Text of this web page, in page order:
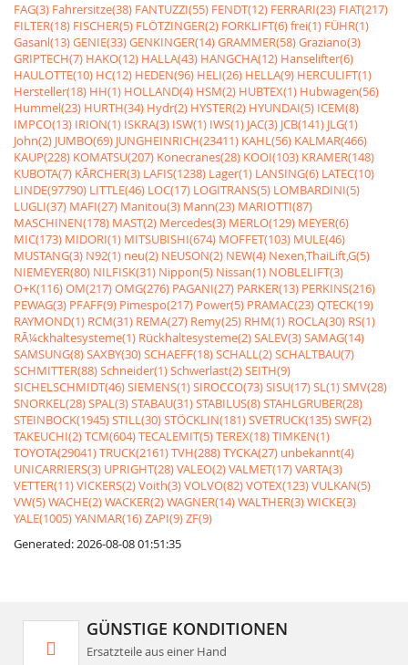
FAG(3) Fahrersitze(38) FANTUZZI(55) FENDT(12) FERRARI(23) FIAT(217)
FILTER(18) FISCHER(5) FLÖTZINGER(2) FORKLIFT(6)frei(1) FÜHR(1)
Gasanl(13)GENIE(33)GENKINGER(14)GRAMMER(58)Graziano(3)
GRIPTECH(7) HAKO(12) HALLA(43) HANGCHA(12) Hanselifter(6)
HAULOTTE(10) HC(12) HEDEN(96) HELI(26) HELLA(9) HERCULIFT(1)
Hersteller(18) HH(1) HOLLAND(4) HSM(2) HUBTEX(1) Hubwagen(56)
Hummel(23) HURTH(34) Hydr(2) HYSTER(2) HYUNDAI(5) ICEM(8)
IMPCO(13) IRION(1) ISKRA(3) ISW(1) IWS(1) JAC(3) JCB(141) JLG(1)
John(2) JUMBO(69) JUNGHEINRICH(23411) KAHL(56) KALMAR(466)
KAUP(228) KOMATSU(207) Konecranes(28) KOOI(103) KRAMER(148)
KUBOTA(7) KÃRCHER(3) LAFIS(1238) Lager(1) LANSING(6) LATEC(10)
LINDE(97790) LITTLE(46) LOC(17) LOGITRANS(5) LOMBARDINI(5)
LUGLI(37) MAFI(27) Manitou(3) Mann(23) MARIOTTI(87)
MASCHINEN(178) MAST(2) Mercedes(3) MERLO(129) MEYER(6)
MIC(173) MIDORI(1) MITSUBISHI(674) MOFFET(103) MULE(46)
MUSTANG(3) N92(1) neu(2) NEUSON(2) NEW(4) Nexen,ThaiLift,G(5)
NIEMEYER(80) NILFISK(31) Nippon(5) Nissan(1) NOBLELIFT(3)
O+K(116)OM(217)OMG(276) PAGANI(27) PARKER(13) PERKINS(216)
PEWAG(3) PFAFF(9) Pimespo(217) Power(5) PRAMAC(23)QTECK(19)
RAYMOND(1) RCM(31) REMA(27) Remy(25) RHM(1) ROCLA(30) RS(1)
RÃ¼ckhaltesysteme(1) Rückhaltesysteme(2)SALEV(3)SAMAG(14)
SAMSUNG(8)SAXBY(30)SCHAEFF(18)SCHALL(2)SCHALTBAU(7)
SCHMITTER(88)Schneider(1)Schwerlast(2)SEITH(9)
SICHELSCHMIDT(46)SIEMENS(1)SIROCCO(73)SISU(17)SL(1)SMV(28)
SNORKEL(28)SPAL(3)STABAU(31)STABILUS(8)STAHLGRUBER(28)
STEINBOCK(1945)STILL(30)STÖCKLIN(181)SVETRUCK(135)SWF(2)
TAKEUCHI(2)TCM(604)TECALEMIT(5)TEREX(18)TIMKEN(1)
TOYOTA(29041)TRUCK(2161)TVH(288)TYCKA(27) unbekannt(4)
UNICARRIERS(3) UPRIGHT(28)VALEO(2)VALMET(17)VARTA(3)
VETTER(11)VICKERS(2)Voith(3)VOLVO(82)VOTEX(123)VULKAN(5)
VW(5)WACHE(2)WACKER(2)WAGNER(14)WALTHER(3)WICKE(3)
YALE(1005)YANMAR(16)ZAPI(9)ZF(9)
Generated: 2026-08-08 01:51:35
GÜNSTIGE KONDITIONEN
Ersatzteile aus einer Hand